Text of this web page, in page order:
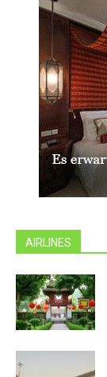
AIRLINES